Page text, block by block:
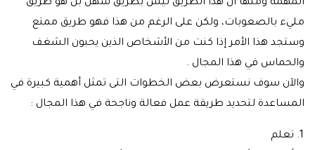
المهمة ومنها أن هذا الطريق ليس بطريق سهل بل هو طريق
مليء بالصعوبات، ولكن على الرغم من هذا فهو طريق ممتع
وستجد هذا الأمر إذا كنت من الأشخاص الذين يحبون الشغف
والحماس في هذا المجال .
والآن سوف نستعرض بعض الخطوات التى تمثل أهمية كبيرة في
المساعدة لتحديد طريقة عمل فعالة وناجحة في هذا المجال :
تعلم